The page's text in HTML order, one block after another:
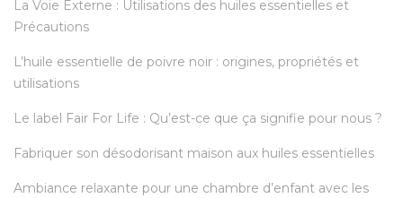
La Voie Externe : Utilisations des huiles essentielles et
Précautions
L’huile essentielle de poivre noir : origines, propriétés et
utilisations
Le label Fair For Life : Qu’est-ce que ça signifie pour nous ?
Fabriquer son désodorisant maison aux huiles essentielles
Ambiance relaxante pour une chambre d’enfant avec les